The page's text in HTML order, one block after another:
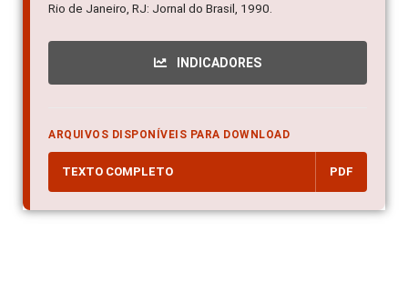
Rio de Janeiro, RJ: Jornal do Brasil, 1990.
INDICADORES
ARQUIVOS DISPONÍVEIS PARA DOWNLOAD
TEXTO COMPLETO PDF